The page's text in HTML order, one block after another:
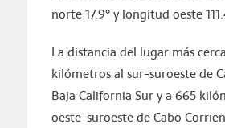
norte 17.9° y longitud oeste
La distancia del lugar más
kilómetros al sur-suroeste de
Baja California Sur y a 665
oeste-suroeste de Cabo